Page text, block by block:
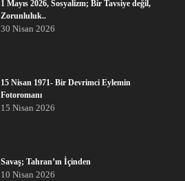
1 Mayıs 2026, Sosyalizm; Bir Tavsiye değil,
Zorunluluk..
30 Nisan 2026
15 Nisan 1971- Bir Devrimci Eylemin
Fotoromanı
15 Nisan 2026
Savaş; Tahran’ın İçinden
10 Nisan 2026